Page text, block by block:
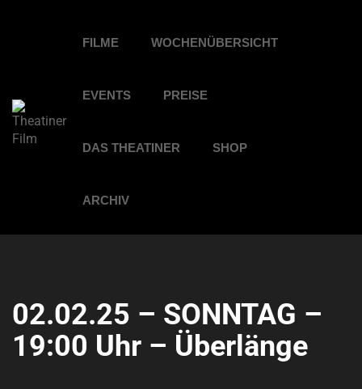
FILME WOCHENÜBERSICHT
EVENTS PREISE
DAS THEATINER SHOP
ARCHIV
02.02.25 – SONNTAG –
19:00 Uhr – Überlänge